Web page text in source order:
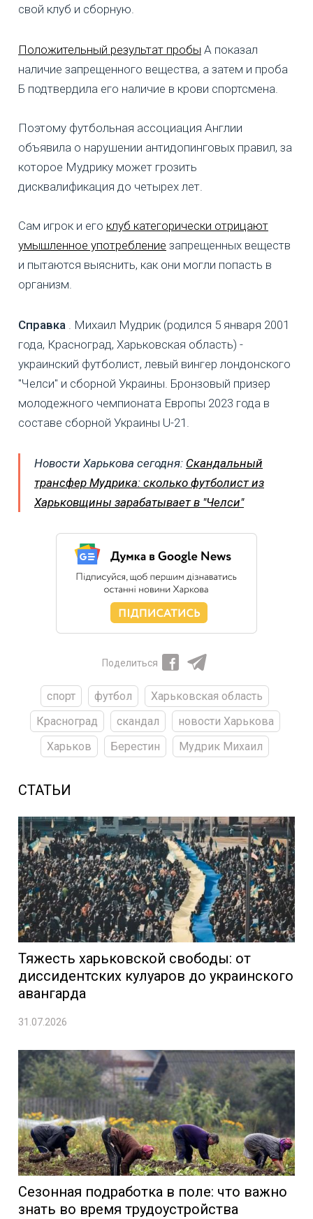
свой клуб и сборную.
Положительный результат пробы А показал
наличие запрещенного вещества, а затем и проба
Б подтвердила его наличие в крови спортсмена.
Поэтому футбольная ассоциация Англии
объявила о нарушении антидопинговых правил, за
которое Мудрику может грозить
дисквалификация до четырех лет.
Сам игрок и его клуб категорически отрицают
умышленное употребление запрещенных веществ
и пытаются выяснить, как они могли попасть в
организм.
Справка . Михаил Мудрик (родился 5 января 2001
года, Красноград, Харьковская область) -
украинский футболист, левый вингер лондонского
"Челси" и сборной Украины. Бронзовый призер
молодежного чемпионата Европы 2023 года в
составе сборной Украины U-21.
Новости Харькова сегодня: Скандальный
трансфер Мудрика: сколько футболист из
Харьковщины зарабатывает в "Челси"
Поделиться
спорт футбол
Харьковская область
Красноград
скандал
новости Харькова
Харьков
Берестин Мудрик Михаил
СТАТЬИ
Тяжесть харьковской свободы: от
диссидентских кулуаров до украинского
авангарда
31.07.2026
Сезонная подработка в поле: что важно
знать во время трудоустройства